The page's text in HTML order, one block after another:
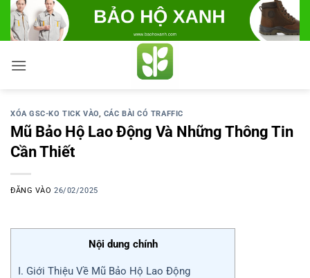
Bỏ
qua
nội
dung
XÓA GSC-KO TICK VÀO, CÁC BÀI CÓ TRAFFIC
Mũ Bảo Hộ Lao Động Và Những Thông Tin
Cần Thiết
ĐĂNG VÀO26/02/2025
Nội dung chính
I. Giới Thiệu Về Mũ Bảo Hộ Lao Động